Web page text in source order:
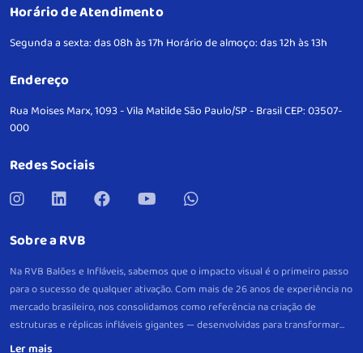
Horário de Atendimento
Segunda a sexta: das 08h às 17h Horário de almoço: das 12h às 13h
Endereço
Rua Moises Marx, 1093 - Vila MatildeSão Paulo/SP - BrasilCEP: 03507-
000
Redes Sociais
Sobre a RVB
Na RVB Balões e Infláveis, sabemos que o impacto visual é o primeiro passo
para o sucesso de qualquer ativação. Com mais de 26 anos de experiência no
mercado brasileiro, nos consolidamos como referência na criação de
estruturas e réplicas infláveis gigantes — desenvolvidas para transformar
eventos e pontos de venda em verdadeiros pontos de atração.